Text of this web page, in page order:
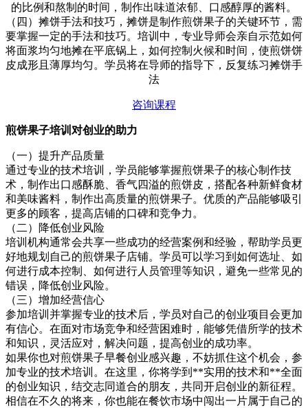
的比例和熬制的时间，制作出味道浓郁、口感醇厚的酱料。
（四）摊饼手法和技巧，摊饼是制作煎饼果子的关键环节，需
要掌握一定的手法和技巧。培训中，专业导师会亲自示范如何
将面浆均匀地摊在平底锅上，如何控制火候和时间，使煎饼饼
皮成形且薄厚均匀。学员将在导师的指导下，反复练习摊饼手
法
咨询课程
煎饼果子培训对创业的助力
（一）提升产品质量
通过专业的技术培训，学员能够掌握煎饼果子的核心制作技
术，制作出口感酥脆、香气四溢的煎饼皮，搭配各种新鲜食材
和美味酱料，制作出高质量的煎饼果子。优质的产品能够吸引
更多的顾客，提高店铺的口碑和竞争力。
（二）降低创业风险
培训机构通常会共享一些成功的经营案例和经验，帮助学员更
好地规划自己的煎饼果子店铺。学员可以学习到如何选址、如
何进行成本控制、如何进行人员管理等知识，避免一些常见的
错误，降低创业风险。
（三）增加经营信心
参加培训并掌握专业的技术后，学员对自己的创业项目会更加
有信心。在面对市场竞争和经营困难时，能够凭借所学的技术
和知识，灵活应对，解决问题，提高创业的成功率。
如果你也对煎饼果子早餐创业感兴趣，不妨抓住这个机会，参
加专业的技术培训。在这里，你将学到**实用的技术和**全面
的创业知识，结交志同道合的朋友，共同开启创业的新征程。
相信在不久的将来，你也能在餐饮市场中闯出一片属于自己的